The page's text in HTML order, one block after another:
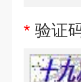
* 验证